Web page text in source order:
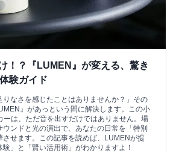
！？『LUMEN』が変える、驚き
験ガイド
りなさを感じたことはありませんか？」その
』があっという間に解決します。この小
ーは、ただ音を出すだけではありません。場
ンドと光の演出で、あなたの日常を「特別
させます。この記事を読めば、LUMENが提
」と「賢い活用術」がわかりますよ！